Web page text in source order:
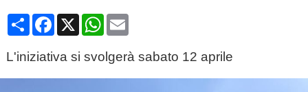
CondividiFacebook
X WhatsApp
Email
L'iniziativa si svolgerà sabato 12 aprile